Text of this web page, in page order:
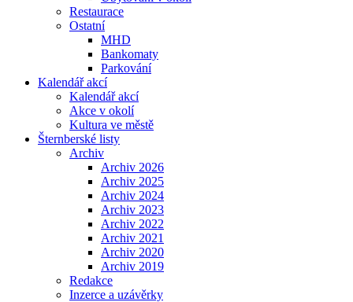
Restaurace
Ostatní
MHD
Bankomaty
Parkování
Kalendář akcí
Kalendář akcí
Akce v okolí
Kultura ve městě
Šternberské listy
Archiv
Archiv 2026
Archiv 2025
Archiv 2024
Archiv 2023
Archiv 2022
Archiv 2021
Archiv 2020
Archiv 2019
Redakce
Inzerce a uzávěrky